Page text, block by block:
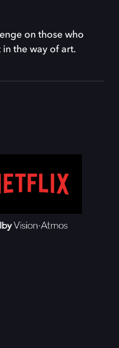
on those who
the way of art.